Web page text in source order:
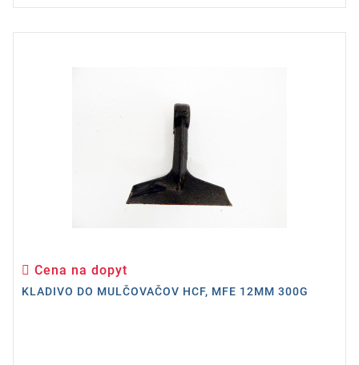
Cena na dopyt
KLADIVO DO MULČOVAČOV HCF, MFE 12MM 300G